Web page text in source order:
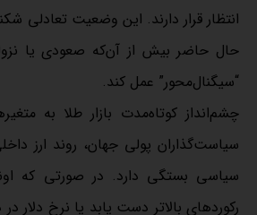
انتظار قرار دارند. این وضعیت تعادلی
حال حاضر بیش از آن‌که صعودی یا
“سیگنال‌محور” عمل کند.
چشم‌انداز کوتاه‌مدت بازار طلا به
سیاست‌گذاران پولی جهان، روند ارز
سیاسی بستگی دارد. در صورتی که
رکوردهای بالاتر دست یابد یا نرخ دلار